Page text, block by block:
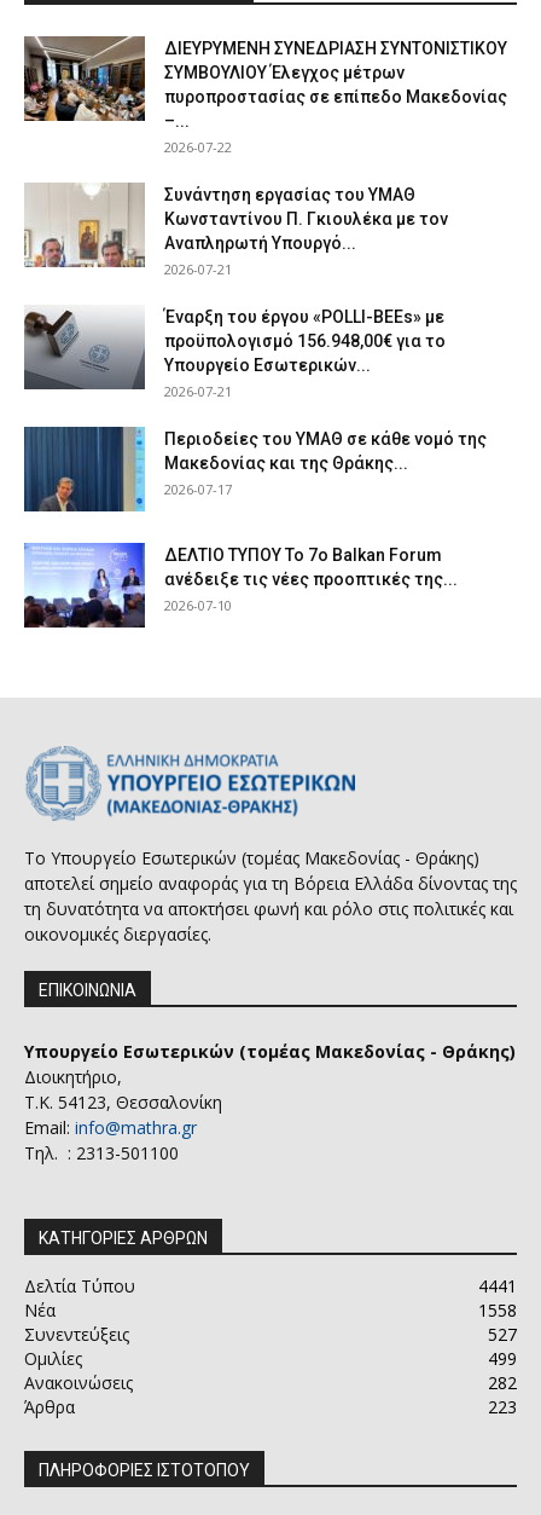
ΔΙΕΥΡΥΜΕΝΗ ΣΥΝΕΔΡΙΑΣΗ ΣΥΝΤΟΝΙΣΤΙΚΟΥ
ΣΥΜΒΟΥΛΙΟΥ Έλεγχος μέτρων
πυροπροστασίας σε επίπεδο Μακεδονίας
–...
2026-07-22
Συνάντηση εργασίας του ΥΜΑΘ
Κωνσταντίνου Π. Γκιουλέκα με τον
Αναπληρωτή Υπουργό...
2026-07-21
Έναρξη του έργου «POLLI-BEEs» με
προϋπολογισμό 156.948,00€ για το
Υπουργείο Εσωτερικών...
2026-07-21
Περιοδείες του ΥΜΑΘ σε κάθε νομό της
Μακεδονίας και της Θράκης...
2026-07-17
ΔΕΛΤΙΟ ΤΥΠΟΥ Το 7ο Balkan Forum
ανέδειξε τις νέες προοπτικές της...
2026-07-10
Το Υπουργείο Εσωτερικών (τομέας Μακεδονίας - Θράκης)
αποτελεί σημείο αναφοράς για τη Βόρεια Ελλάδα δίνοντας της
τη δυνατότητα να αποκτήσει φωνή και ρόλο στις πολιτικές και
οικονομικές διεργασίες.
ΕΠΙΚΟΙΝΩΝΙΑ
Υπουργείο Εσωτερικών (τομέας Μακεδονίας - Θράκης)
Διοικητήριο,
Τ.Κ. 54123, Θεσσαλονίκη
Email: info@mathra.gr
Τηλ. : 2313-501100
ΚΑΤΗΓΟΡΙΕΣ ΑΡΘΡΩΝ
Δελτία Τύπου
4441
Νέα
1558
Συνεντεύξεις
527
Ομιλίες
499
Ανακοινώσεις
282
Άρθρα
223
ΠΛΗΡΟΦΟΡΙΕΣ ΙΣΤΟΤΟΠΟΥ